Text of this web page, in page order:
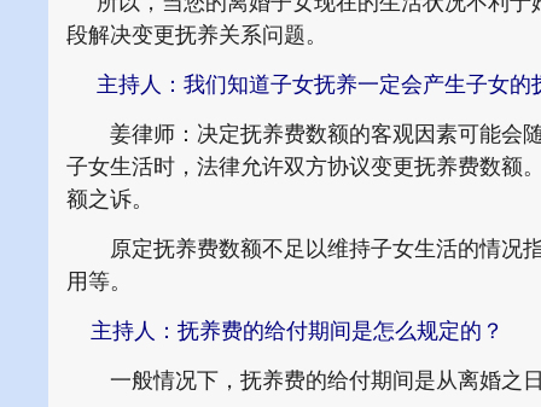
段解决变更抚养关系问题。
主持人：我们知道子女抚养一定会产生子女
姜律师：决定抚养费数额的客观因素可能会
子女生活时，法律允许双方协议变更抚养费数额
额之诉。
原定抚养费数额不足以维持子女生活的情况
用等。
主持人：抚养费的给付期间是怎么规定的？
一般情况下，抚养费的给付期间是从离婚之